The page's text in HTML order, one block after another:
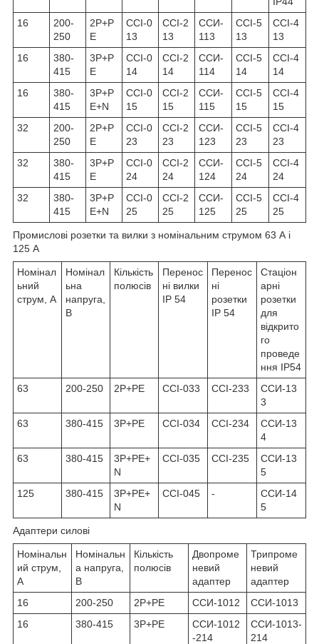
16
200-
250
2Р+Р
Е
ССІ-0
13
ССІ-2
13
ССИ-
113
ССІ-5
13
ССІ-4
13
16
380-
415
3Р+Р
Е
ССІ-0
14
ССІ-2
14
ССИ-
114
ССІ-5
14
ССІ-4
14
16
380-
415
3Р+Р
Е+N
ССІ-0
15
ССІ-2
15
ССИ-
115
ССІ-5
15
ССІ-4
15
32
200-
250
2Р+Р
Е
ССІ-0
23
ССІ-2
23
ССИ-
123
ССІ-5
23
ССІ-4
23
32
380-
415
3Р+Р
Е
ССІ-0
24
ССІ-2
24
ССИ-
124
ССІ-5
24
ССІ-4
24
32
380-
415
3Р+Р
Е+N
ССІ-0
25
ССІ-2
25
ССИ-
125
ССІ-5
25
ССІ-4
25
Промислові розетки та вилки з номінальним струмом 63 А і
125 А
Номінал
ьний
струм, A
Номінал
ьна
напруга,
B
Кількість
полюсів
Перенос
ні вилки
IP 54
Перенос
ні
розетки
IP 54
Стаціон
арні
розетки
для
відкрито
го
проведе
ння IP54
63
200-250 2Р+РЕ ССІ-033 ССІ-233
ССИ-13
3
63
380-415 3Р+РЕ ССІ-034 ССІ-234
ССИ-13
4
63
380-415
3Р+РЕ+
N
ССІ-035 ССІ-235
ССИ-13
5
125
380-415
3Р+РЕ+
N
ССІ-045 -
ССИ-14
5
Адаптери силові
Номінальн
ий струм,
A
Номінальн
а напруга,
B
Кількість
полюсів
Двопроме
невий
адаптер
Трипроме
невий
адаптер
16
200-250 2Р+РЕ ССИ-1012
ССИ-1013
16
380-415 3Р+РЕ
ССИ-1012
-214
ССИ-1013-
214